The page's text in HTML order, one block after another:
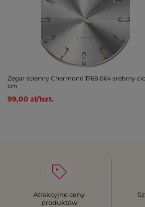
Zegar ścienny Chermond 1768.064 srebrny
cm
99,00 zł/1szt.
Atrakcyjne ceny
produktów